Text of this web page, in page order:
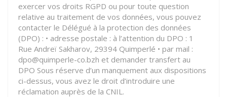
MAISON
DE
L'ÉCONOMIE
PAR
:
(NÉCESSAIRE)
exercer vos droits RGPD ou pour toute question
relative au traitement de vos données, vous pouvez
contacter le Délégué à la protection des données
(DPO) : • adresse postale : à l’attention du DPO : 1
Rue Andreï Sakharov, 29394 Quimperlé • par mail :
dpo@quimperle-co.bzh et demander transfert au
DPO Sous réserve d’un manquement aux dispositions
ci-dessus, vous avez le droit d’introduire une
réclamation auprès de la CNIL.